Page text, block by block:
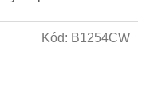
Kód: B1254CW